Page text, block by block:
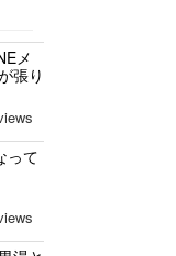
メ
張り
って